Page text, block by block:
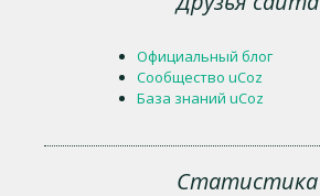
Официальный блог
Сообщество uCoz
База знаний uCoz
Статистика